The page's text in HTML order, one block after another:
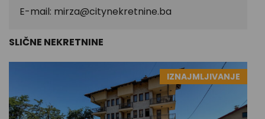
E-mail: mirza@citynekretnine.ba
SLIČNE NEKRETNINE
IZNAJMLJIVANJE